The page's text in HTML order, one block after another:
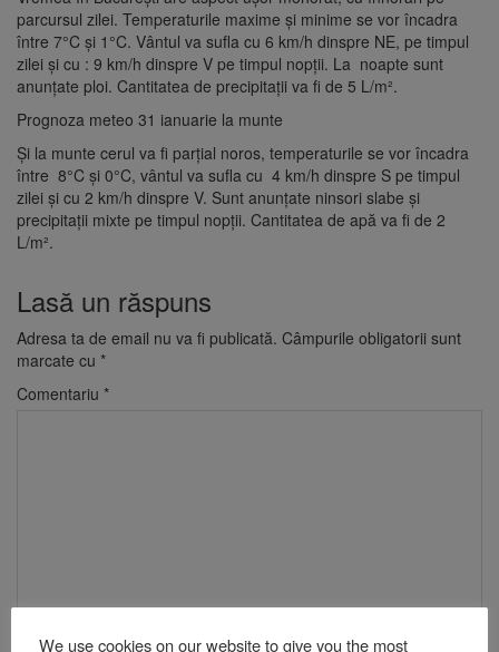
parcursul zilei. Temperaturile maxime și minime se vor încadra
între 7°C și 1°C. Vântul va sufla cu 6 km/h dinspre NE, pe timpul
zilei și cu : 9 km/h dinspre V pe timpul nopții. La noapte sunt
anunțate ploi. Cantitatea de precipitații va fi de 5 L/m².
Prognoza meteo 31 ianuarie la munte
Și la munte cerul va fi parțial noros, temperaturile se vor încadra
între 8°C și 0°C, vântul va sufla cu 4 km/h dinspre S pe timpul
zilei și cu 2 km/h dinspre V. Sunt anunțate ninsori slabe și
precipitații mixte pe timpul nopții. Cantitatea de apă va fi de 2
L/m².
Lasă un răspuns
Adresa ta de email nu va fi publicată. Câmpurile obligatorii sunt
marcate cu *
Comentariu *
Nume
We use cookies on our website to give you the most